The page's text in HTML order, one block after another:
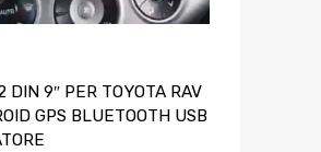
DIN 9″ PER TOYOTA RAV
GPS BLUETOOTH USB